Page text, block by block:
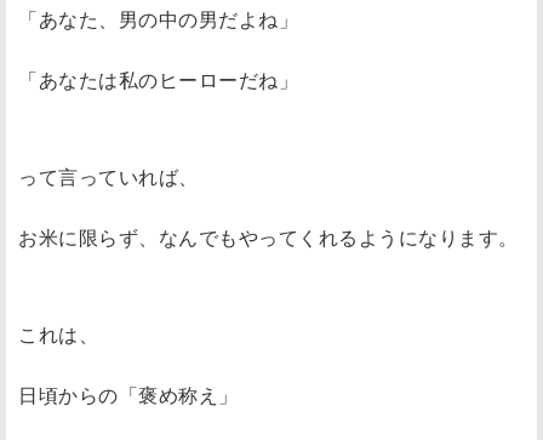
「あなた、男の中の男だよね」
「あなたは私のヒーローだね」
って言っていれば、
お米に限らず、なんでもやってくれるようになります。
これは、
日頃からの「褒め称え」